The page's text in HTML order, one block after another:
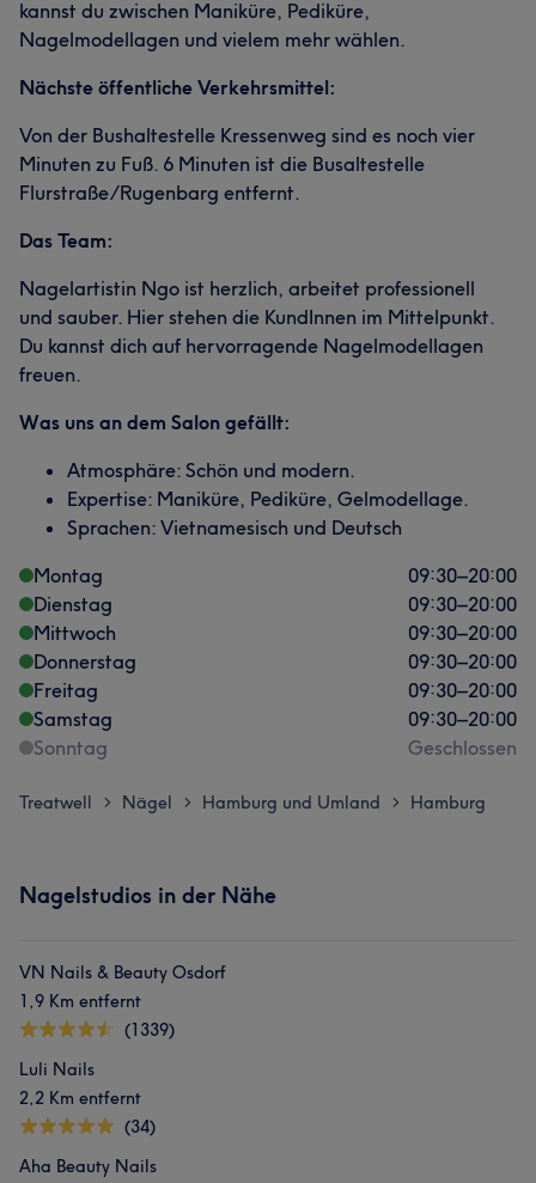
kannst du zwischen Maniküre, Pediküre,
Nagelmodellagen und vielem mehr wählen.
Nächste öffentliche Verkehrsmittel:
Von der Bushaltestelle Kressenweg sind es noch vier
Minuten zu Fuß. 6 Minuten ist die Busaltestelle
Flurstraße/Rugenbarg entfernt.
Das Team:
Nagelartistin Ngo ist herzlich, arbeitet professionell
und sauber. Hier stehen die KundInnen im Mittelpunkt.
Du kannst dich auf hervorragende Nagelmodellagen
freuen.
Was uns an dem Salon gefällt:
Atmosphäre: Schön und modern.
Expertise: Maniküre, Pediküre, Gelmodellage.
Sprachen: Vietnamesisch und Deutsch
Montag
09:30–20:00
Dienstag
09:30–20:00
Mittwoch
09:30–20:00
Donnerstag
09:30–20:00
Freitag
09:30–20:00
Samstag
09:30–20:00
Sonntag
Geschlossen
Treatwell > Nägel > Hamburg und Umland > Hamburg
Nagelstudios in der Nähe
VN Nails & Beauty Osdorf
1,9 Km entfernt
(1339)
Luli Nails
2,2 Km entfernt
(34)
Aha Beauty Nails